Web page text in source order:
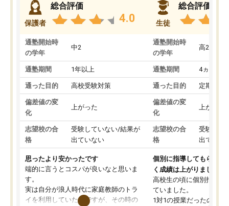
保護者
総合評価
4.0
通塾開始時
の学年
中2
通塾期間 1年以上
通った目的 高校受験対策
偏差値の変
化
上がった
志望校の合
格
受験していない/結果が
出ていない
思ったより安かったです
端的に言うとコスパが良いなと思いま
す。
実は自分が浪人時代に家庭教師のトラ
イを利用していたのですが、その時の
生徒
総合評価
通塾開始時
の学年
高2
通塾期間 4ヵ月～1
通った目的 定期テス
偏差値の変
化
上がった
志望校の合
格
受験して
出ていな
個別に指導してもらえる
く成績は上がりました。
高校生の頃に個別指導の
ていました。
1対1の授業だったので、